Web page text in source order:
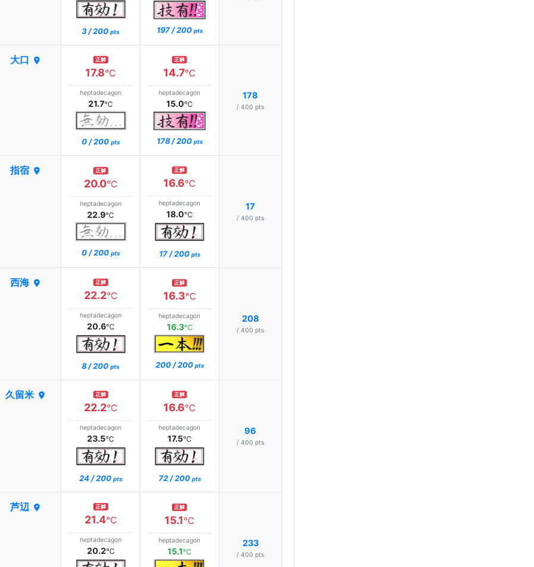
3 / 200 pts 197 / 200 pts
大口 正解
17.8℃
heptadecagon
21.7℃
0 / 200 pts
正解
14.7℃
heptadecagon
15.0℃
178 / 200 pts
178
/ 400 pts
指宿 正解
20.0℃
heptadecagon
22.9℃
0 / 200 pts
正解
16.6℃
heptadecagon
18.0℃
17 / 200 pts
17
/ 400 pts
西海 正解
22.2℃
heptadecagon
20.6℃
8 / 200 pts
正解
16.3℃
heptadecagon
16.3℃
200 / 200 pts
208
/ 400 pts
久留米 正解
22.2℃
heptadecagon
23.5℃
24 / 200 pts
正解
16.6℃
heptadecagon
17.5℃
72 / 200 pts
96
/ 400 pts
芦辺 正解
21.4℃
heptadecagon
20.2℃
正解
15.1℃
heptadecagon
15.1℃
233
/ 400 pts